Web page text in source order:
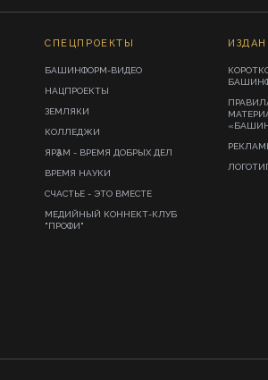
СПЕЦПРОЕКТЫ
БАШИНФОРМ-ВИДЕО
НАЦПРОЕКТЫ
ЗЕМЛЯКИ
КОЛЛЕДЖИ
ЯРҘАМ - ВРЕМЯ ДОБРЫХ ДЕЛ
ВРЕМЯ НАУКИ
СЧАСТЬЕ - ЭТО ВМЕСТЕ
МЕДИЙНЫЙ КОННЕКТ-КЛУБ
"ПРОФИ"